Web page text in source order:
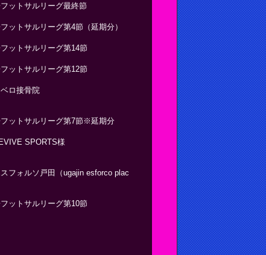
ットサルリーグ最終節
ットサルリーグ第4節（延期分）
ットサルリーグ第14節
ットサルリーグ第12節
ロ接骨院
フットサルリーグ第7節※延期分
SPORTS様
スフォルソ戸田（ugajin esforco plac
ットサルリーグ第10節